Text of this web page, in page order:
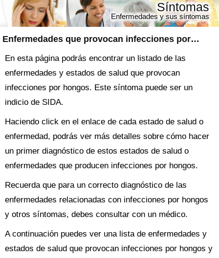
Enfermedades que provocan infecciones por hongos
Síntomas
Enfermedades y sus síntomas
En esta página podrás encontrar un listado de las
enfermedades y estados de salud que provocan
infecciones por hongos. Este síntoma puede ser un
indicio de SIDA.
Haciendo click en el enlace de cada estado de salud o
enfermedad, podrás ver más detalles sobre cómo hacer
un primer diagnóstico de estos estados de salud o
enfermedades que producen infecciones por hongos.
Recuerda que para un correcto diagnóstico de las
enfermedades relacionadas con infecciones por hongos
y otros síntomas, debes consultar con un médico.
A continuación puedes ver una lista de enfermedades y
estados de salud que provocan infecciones por hongos y